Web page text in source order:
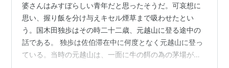
婆さんはみすぼらしい青年だと思ったそうだ。可哀想に
思い、握り飯を分け与えキセル煙草まで吸わせたとい
う。国木田独歩はその時二十二歳、元越山に登る途中の
話である。 独歩は佐伯滞在中に何度となく元越山に登っ
ている。当時の元越山は、一面に牛の餌の為の茅場が広